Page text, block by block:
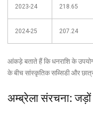
2023-24 218.65
2024-25 207.24
आंकड़े बताते हैं कि धनराशि के उपयोग
के बीच सांस्कृतिक सब्सिडी और
अम्ब्रेला संरचना: